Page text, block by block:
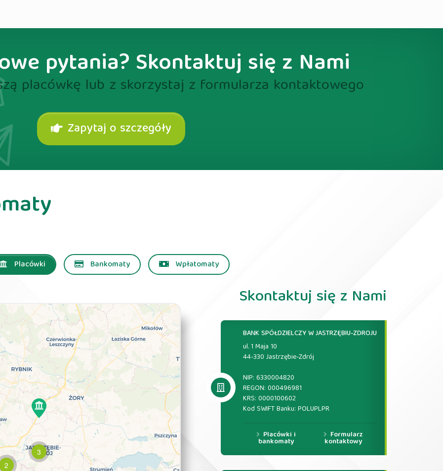
pytania? Skontaktuj się z Nami
placówkę lub z skorzystaj z formularza kontaktowego
Zapytaj o szczegóły
Placówki Bankomaty Wpłatomaty
2
3
Skontaktuj się z Nami
BANK SPÓŁDZIELCZY W JASTRZĘBIU-ZDROJU
ul. 1 Maja 10
44-330 Jastrzębie-Zdrój
NIP: 6330004820
REGON: 000496981
KRS: 0000100602
Kod SWIFT Banku: POLUPLPR
Placówki i
bankomaty
Formularz
kontaktowy